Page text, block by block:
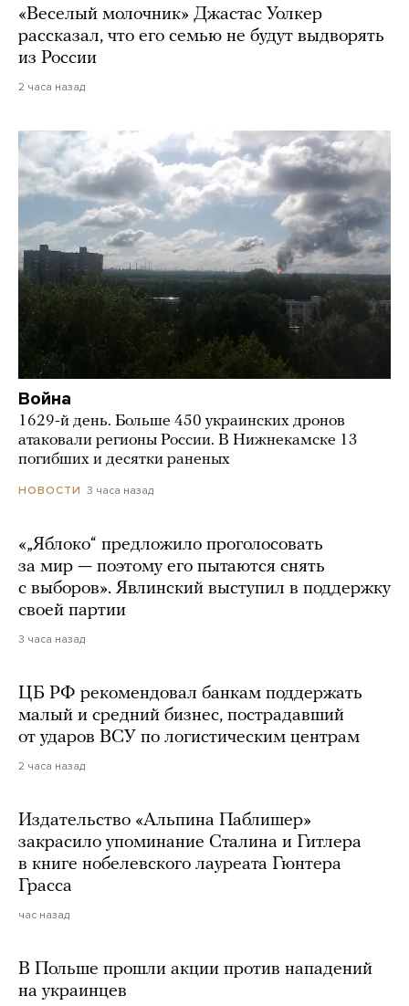
«Веселый молочник» Джастас Уолкер
рассказал, что его семью не будут выдворять
из России
2 часа назад
Война
1629-й день. Больше 450 украинских дронов
атаковали регионы России. В Нижнекамске 13
погибших и десятки раненых
НОВОСТИ 3 часа назад
«„Яблоко“ предложило проголосовать
за мир — поэтому его пытаются снять
с выборов». Явлинский выступил в поддержку
своей партии
3 часа назад
ЦБ РФ рекомендовал банкам поддержать
малый и средний бизнес, пострадавший
от ударов ВСУ по логистическим центрам
2 часа назад
Издательство «Альпина Паблишер»
закрасило упоминание Сталина и Гитлера
в книге нобелевского лауреата Гюнтера
Грасса
час назад
В Польше прошли акции против нападений
на украинцев